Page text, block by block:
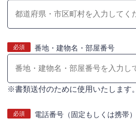
必須 番地・建物名・部屋番号
※書類送付のために使用いたします。
必須 電話番号（固定もしくは携帯）